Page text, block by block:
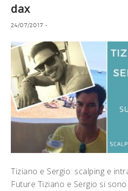
dax
24/07/2017 -
Tiziano e Sergio: scalping e
Future Tiziano e Sergio si